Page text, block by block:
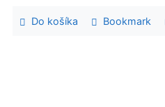
Do košíka Bookmark